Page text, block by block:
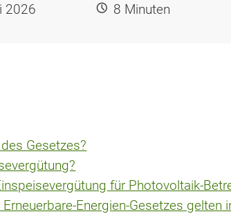
2026 8 Minuten
Gesetzes?
für Photovoltaik-
Energien-Gesetzes gelten